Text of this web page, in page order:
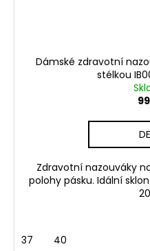
Dámské zdravotní
stélkou
Zdravotní nazouváky
polohy pásku. Idální
37 40